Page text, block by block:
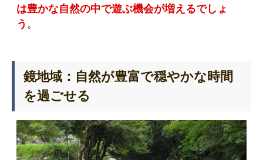
は豊かな自然の中で遊ぶ機会が増えるでしょ
う 。
鏡地域：自然が豊富で穏やかな時間
を過ごせる